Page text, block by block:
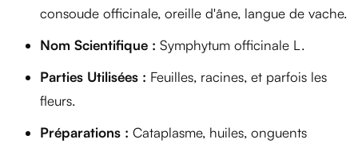
consoude officinale, oreille d'âne, langue de vache.
Nom Scientifique : Symphytum officinale L.
Parties Utilisées : Feuilles, racines, et parfois les
fleurs.
Préparations : Cataplasme, huiles, onguents